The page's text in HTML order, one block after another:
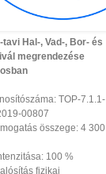
tavi Hal-, Vad-, Bor- és
megrendezése
TOP-7.1.1-
00807
összege: 4 300
100 %
fizikai